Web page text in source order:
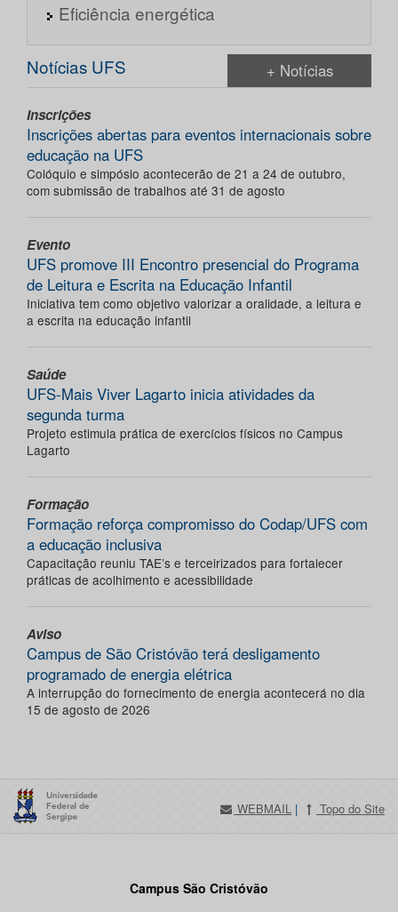
Eficiência energética
Notícias UFS + Notícias
Inscrições
Inscrições abertas para eventos internacionais sobre
educação na UFS
Colóquio e simpósio acontecerão de 21 a 24 de outubro,
com submissão de trabalhos até 31 de agosto
Evento
UFS promove III Encontro presencial do Programa
de Leitura e Escrita na Educação Infantil
Iniciativa tem como objetivo valorizar a oralidade, a leitura e
a escrita na educação infantil
Saúde
UFS-Mais Viver Lagarto inicia atividades da
segunda turma
Projeto estimula prática de exercícios físicos no Campus
Lagarto
Formação
Formação reforça compromisso do Codap/UFS com
a educação inclusiva
Capacitação reuniu TAE’s e terceirizados para fortalecer
práticas de acolhimento e acessibilidade
Aviso
Campus de São Cristóvão terá desligamento
programado de energia elétrica
A interrupção do fornecimento de energia acontecerá no dia
15 de agosto de 2026
WEBMAIL | Topo do Site
Campus São Cristóvão